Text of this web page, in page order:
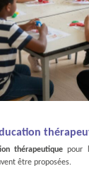
thérapeutique pour
être proposées.